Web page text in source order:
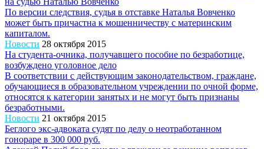
По версии следствия, судья в отставке Наталья Вовченко
может быть причастна к мошенничеству с материнским
капиталом.
Новости 28 октября 2015
На студента-очника, получавшего пособие по безработице,
возбуждено уголовное дело
В соответствии с действующим законодательством, граждане,
обучающиеся в образовательном учреждении по очной форме,
относятся к категории занятых и не могут быть признаны
безработными.
Новости 21 октября 2015
Беглого экс-адвоката судят по делу о неотработанном
гонораре в 300 000 руб.